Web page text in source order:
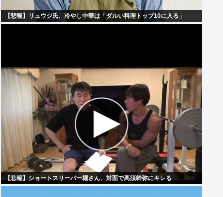
【悲報】リュウジ氏、冷やし中華は「ダルい料理トップ10に入る」
【悲報】ショートスリーパー堀さん、対面で高須幹弥にキレる